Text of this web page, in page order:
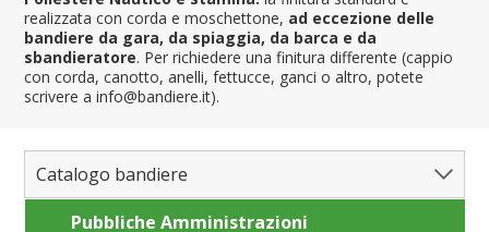
realizzata con corda e moschettone, ad eccezione delle
bandiere da gara, da spiaggia, da barca e da
sbandieratore. Per richiedere una finitura differente (cappio
con corda, canotto, anelli, fettucce, ganci o altro, potete
scrivere a info@bandiere.it).
Catalogo bandiere
Bandiere del Mondo
Pubbliche Amministrazioni